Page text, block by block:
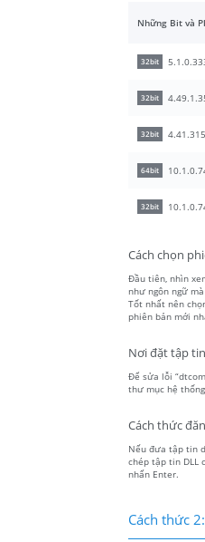
Những Bit và
32bit
32bit
32bit
64bit
32bit
Cách chọn
Đầu tiên, nhìn
như ngôn ngữ
Tốt nhất nên
phiên bản mới
Nơi đặt tập
Để sửa lỗi
thư mục hệ
Cách thức
Nếu đưa tập tin
chép tập tin DLL
nhấn Enter.
Cách thức